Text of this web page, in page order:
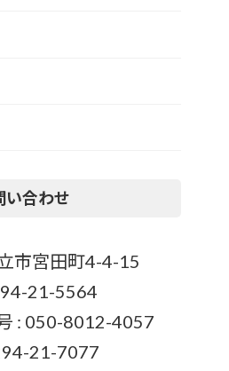
い合わせ
市宮田町4-4-15
21-5564
: 050-8012-4057
21-7077